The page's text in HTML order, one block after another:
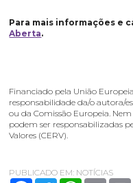
Para mais informações e
Aberta.
Financiado pela União
responsabilidade da/o autora/
ou da Comissão Europeia.
podem ser responsabilizadas
Valores (CERV).
PUBLICADO EM: NOTÍCIAS